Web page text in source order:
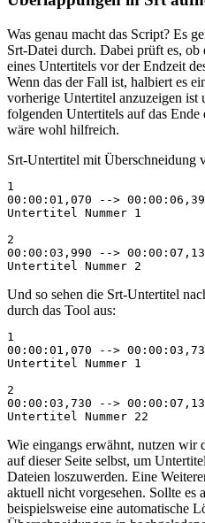
Was genau macht das Script? Es
Srt-Datei durch. Dabei prüft es,
eines Untertitels vor der Endzeit
Wenn das der Fall ist, halbiert es
vorherige Untertitel anzuzeigen ist
folgenden Untertitels auf das
wäre wohl hilfreich.
Srt-Untertitel mit Überschneidung
1
00:00:01,070 -->
Untertitel Nummer 1
2
00:00:03,990 -->
Untertitel Nummer 2
Und so sehen die Srt-Untertitel
durch das Tool aus:
1
00:00:01,070 -->
Untertitel Nummer 1
2
00:00:03,730 -->
Untertitel Nummer 22
Wie eingangs erwähnt, nutzen wir
auf dieser Seite selbst, um
Dateien loszuwerden. Eine
aktuell nicht vorgesehen. Sollte es
beispielsweise eine automatische